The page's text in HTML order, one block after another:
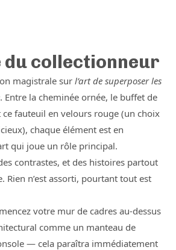
du collectionneur
magistrale sur l’art de superposer les
. Entre la cheminée ornée, le buffet de
fauteuil en velours rouge (un choix
chaque élément est en
qui joue un rôle principal.
contrastes, et des histoires partout
Rien n’est assorti, pourtant tout est
votre mur de cadres au-dessus
comme un manteau de
— cela paraîtra immédiatement